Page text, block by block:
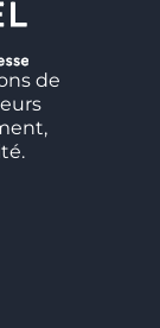
de